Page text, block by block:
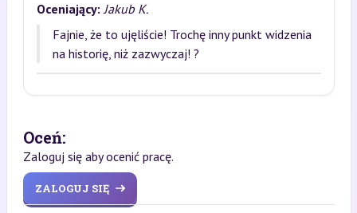
Oceniający: Jakub K.
Fajnie, że to ujęliście! Trochę inny punkt widzenia
na historię, niż zazwyczaj! ?
Oceń:
Zaloguj się aby ocenić pracę.
ZALOGUJ SIĘ